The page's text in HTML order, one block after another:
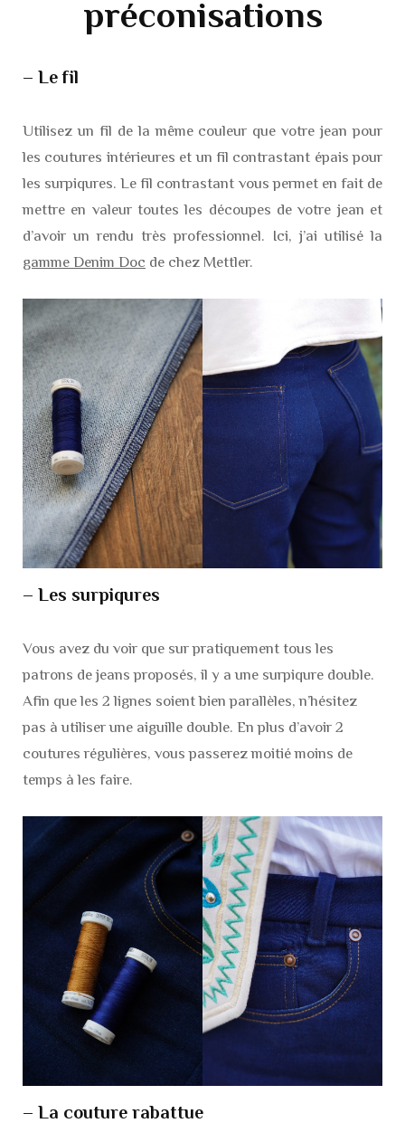
préconisations
– Le fil
Utilisez un fil de la même couleur que votre jean pour
les coutures intérieures et un fil contrastant épais pour
les surpiqures. Le fil contrastant vous permet en fait de
mettre en valeur toutes les découpes de votre jean et
d’avoir un rendu très professionnel. Ici, j’ai utilisé la
gamme Denim Doc de chez Mettler.
– Les surpiqures
Vous avez du voir que sur pratiquement tous les
patrons de jeans proposés, il y a une surpiqure double.
Afin que les 2 lignes soient bien parallèles, n’hésitez
pas à utiliser une aiguille double. En plus d’avoir 2
coutures régulières, vous passerez moitié moins de
temps à les faire.
– La couture rabattue